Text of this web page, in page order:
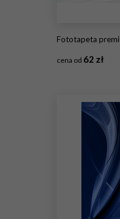
Fototapeta premium
cena od 62 zł